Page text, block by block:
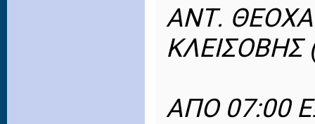
ΑΝΤ.
ΑΠΟ 07:00